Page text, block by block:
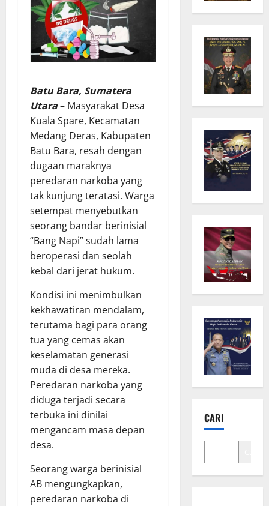
Batu Bara, Sumatera
Utara– Masyarakat Desa
Kuala Spare, Kecamatan
Medang Deras, Kabupaten
Batu Bara, resah dengan
dugaan maraknya
peredaran narkoba yang
tak kunjung teratasi. Warga
setempat menyebutkan
seorang bandar berinisial
“Bang Napi” sudah lama
beroperasi dan seolah
kebal dari jerat hukum.
Kondisi ini menimbulkan
kekhawatiran mendalam,
terutama bagi para orang
tua yang cemas akan
keselamatan generasi
muda di desa mereka.
Peredaran narkoba yang
diduga terjadi secara
terbuka ini dinilai
mengancam masa depan
desa.
Seorang warga berinisial
AB mengungkapkan,
peredaran narkoba di
CARI